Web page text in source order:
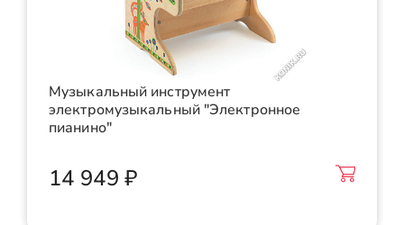
Музыкальный инструмент
электромузыкальный "Электронное
пианино"
14 949 ₽